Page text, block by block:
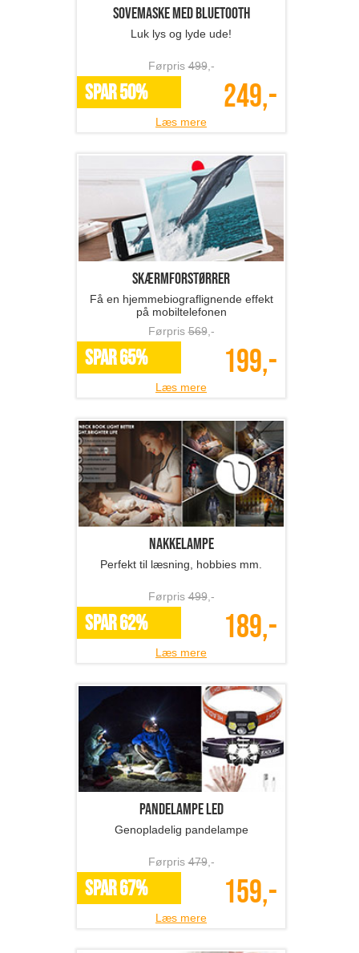
Sovemaske med bluetooth
Luk lys og lyde ude!
Førpris499,-
SPAR 50% 249,-
Læs mere
Skærmforstørrer
Få en hjemmebiograflignende effekt
på mobiltelefonen
Førpris569,-
SPAR 65% 199,-
Læs mere
Nakkelampe
Perfekt til læsning, hobbies mm.
Førpris499,-
SPAR 62% 189,-
Læs mere
Pandelampe LED
Genopladelig pandelampe
Førpris479,-
SPAR 67% 159,-
Læs mere